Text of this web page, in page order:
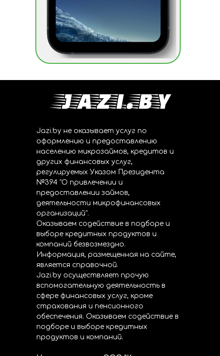
Jazi.by не оказывает услуг по
оформлению и предоставлению
населению микрозаймов, кредитов и
других финансовых услуг,
регулируемых Указом Президента
№394 "О привлечении и
предоставлении займов,
деятельности микрофинансовых
организаций".
Оказываем содействие в подборе и
выборе кредитных продуктов и
компаний безвозмездно.
Информация, размещенная на сайте,
является справочной.
Jazi.by осуществляет прочую
вспомогательную деятельность в
сфере финансовых услуг, кроме
страхования и пенсионного
обеспечения. Оказываем содействие в
подборе и выборе кредитных
продуктов и компаний.